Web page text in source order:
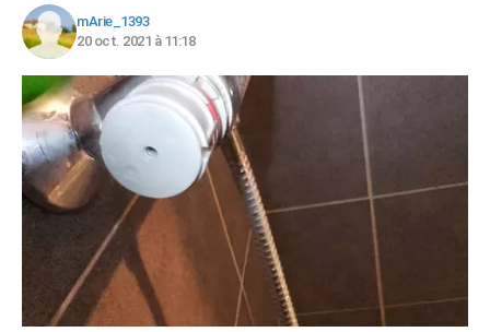
mArie_1393
20 oct. 2021 à 11:18